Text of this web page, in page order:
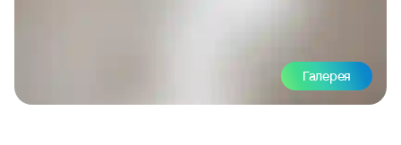
Галерея